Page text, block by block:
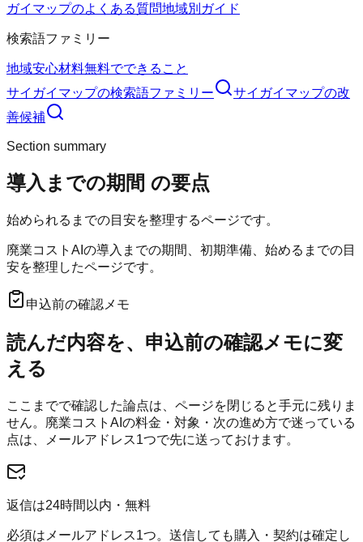
ガイマップのよくある質問地域別ガイド
検索語ファミリー
地域安心材料無料でできること
サイガイマップの検索語ファミリー サイガイマップの改
善候補
Section summary
導入までの期間 の要点
始められるまでの目安を整理するページです。
廃業コストAIの導入までの期間、初期準備、始めるまでの目
安を整理したページです。
申込前の確認メモ
読んだ内容を、申込前の確認メモに変
える
ここまでで確認した論点は、ページを閉じると手元に残りま
せん。 廃業コストAI の料金・対象・次の進め方で迷っている
点は、メールアドレス1つで先に送っておけます。
返信は24時間以内・無料
必須はメールアドレス1つ。送信しても購入・契約は確定し